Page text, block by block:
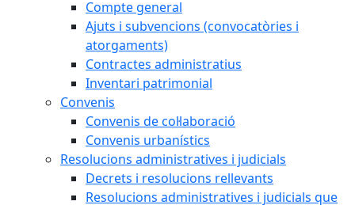
Compte general
Ajuts i subvencions (convocatòries i
atorgaments)
Contractes administratius
Inventari patrimonial
Convenis
Convenis de col·laboració
Convenis urbanístics
Resolucions administratives i judicials
Decrets i resolucions rellevants
Resolucions administratives i judicials que